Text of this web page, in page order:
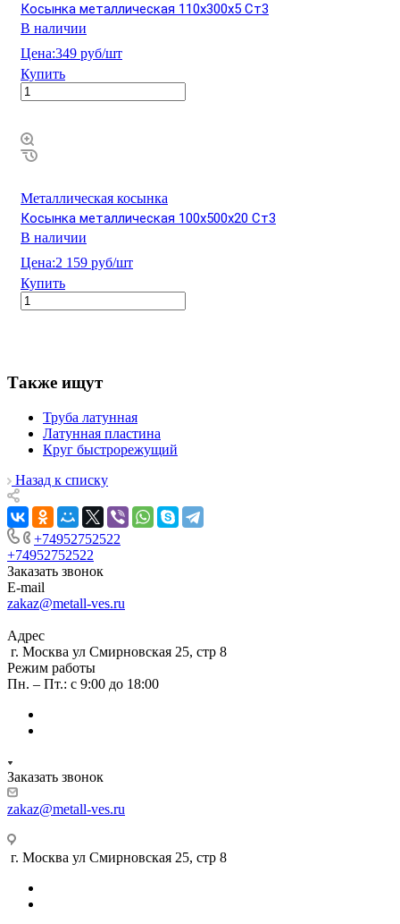
Косынка металлическая 110х300х5 Ст3
В наличии
Цена:349 руб/шт
Купить
Металлическая косынка
Косынка металлическая 100х500х20 Ст3
В наличии
Цена:2 159 руб/шт
Купить
Также ищут
Труба латунная
Латунная пластина
Круг быстрорежущий
Назад к списку
+74952752522
+74952752522
Заказать звонок
E-mail
zakaz@metall-ves.ru
Адрес
г. Москва ул Смирновская 25, стр 8
Режим работы
Пн. – Пт.: с 9:00 до 18:00
Заказать звонок
zakaz@metall-ves.ru
г. Москва ул Смирновская 25, стр 8